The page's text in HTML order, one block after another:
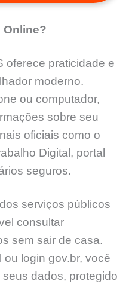
Online?
oferece praticidade e
moderno.
ou computador,
sobre seu
oficiais como o
Digital, portal
seguros.
serviços públicos
consultar
sem sair de casa.
ou login gov.br, você
dados, protegido